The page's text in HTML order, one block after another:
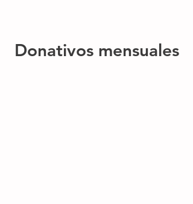
Donativos mensuales